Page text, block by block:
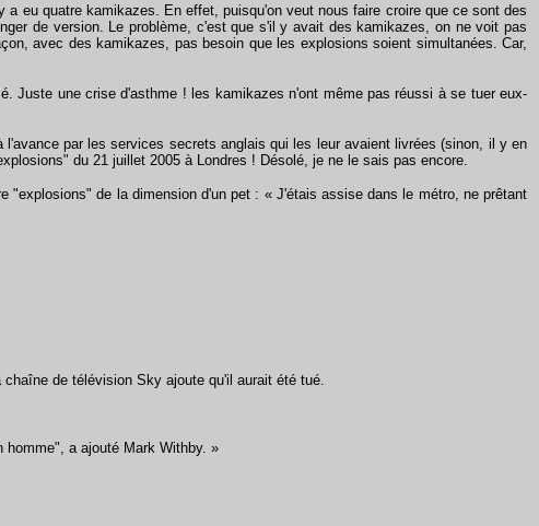
eu quatre kamikazes. En effet, puisqu'on veut nous faire croire que ce sont des
de version. Le problème, c'est que s'il y avait des kamikazes, on ne voit pas
avec des kamikazes, pas besoin que les explosions soient simultanées. Car,
une crise d'asthme ! les kamikazes n'ont même pas réussi à se tuer eux-
par les services secrets anglais qui les leur avaient livrées (sinon, il y en
du 21 juillet 2005 à Londres ! Désolé, je ne le sais pas encore.
de la dimension d'un pet : « J'étais assise dans le métro, ne prêtant
de télévision Sky ajoute qu'il aurait été tué.
a ajouté Mark Withby. »